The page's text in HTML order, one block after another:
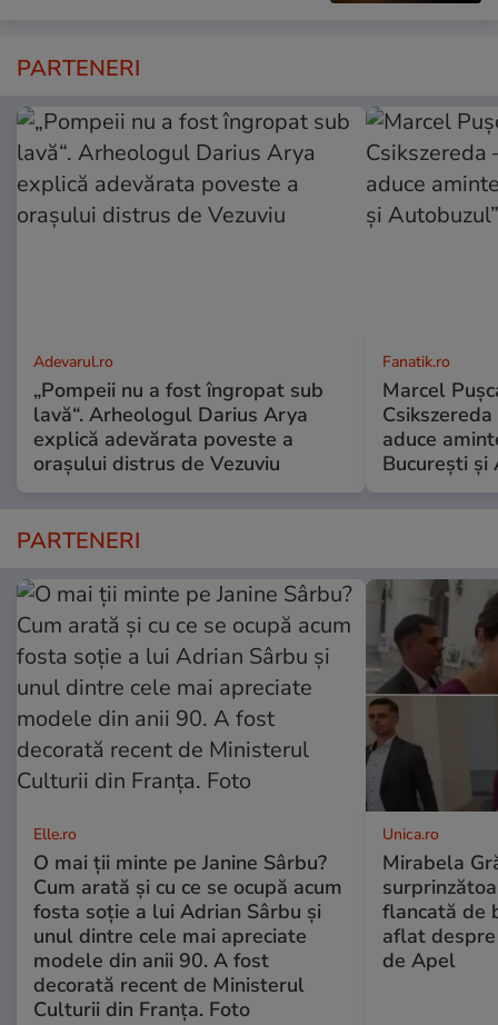
PARTENERI
Adevarul.ro
„Pompeii nu a fost îngropat sub
lavă“. Arheologul Darius Arya
explică adevărata poveste a
orașului distrus de Vezuviu
Fanatik.ro
Marcel
aduce
București și
PARTENERI
Elle.ro
O mai ții minte pe Janine Sârbu?
Cum arată și cu ce se ocupă acum
fosta soție a lui Adrian Sârbu și
unul dintre cele mai apreciate
modele din anii 90. A fost
decorată recent de Ministerul
Culturii din Franța. Foto
Unica.ro
Mirabela
flancată de
aflat
de Apel